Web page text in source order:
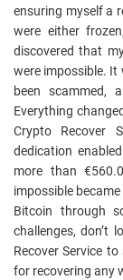
ensuring myself a
were either
discovered that
were impossible. It
been scammed,
Everything
Crypto Recover
dedication
more than
impossible
Bitcoin through
challenges, don’t
Recover Service
for recovering any